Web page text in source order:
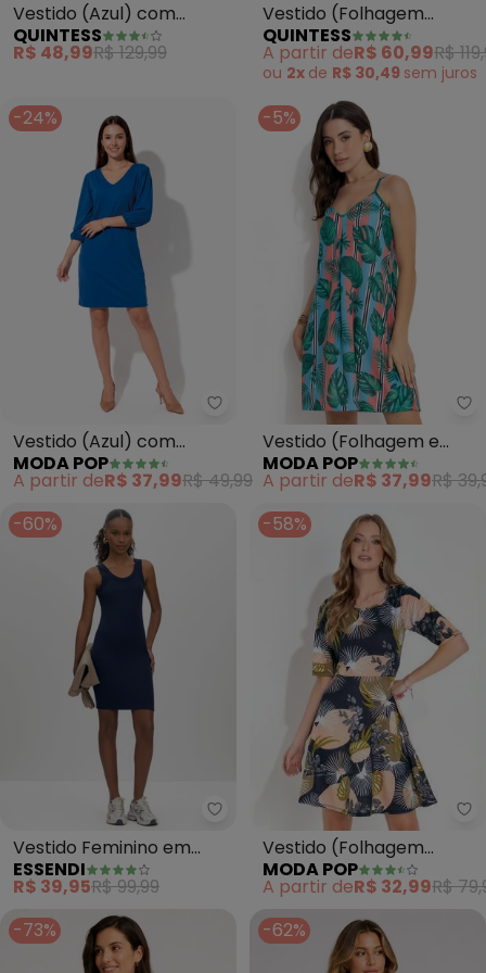
Vestido (Azul) com
Cordel para Amarrar na
Cintura
QUINTESS
R$ 48,99R$ 129,99
Vestido (Folhagem
Color) em Malha de
Viscose
QUINTESS
A partir deR$ 60,99R$
ou 2x de R$ 30,49 sem juros
-24%
Moda Pop - Vestido (Azul) com
Vestido (Azul) com
Elástico nos Punhos
MODA POP
A partir deR$ 37,99R$ 49,99
-5%
Vestido (Folhagem e
Listrado) com Prega e
Alças
MODA POP
A partir deR$ 37,99R$
-60%
Essendi - Vestido Feminino em
Vestido Feminino em
Ribana (Azul)
ESSENDI
R$ 39,95R$ 99,99
-58%
Vestido (Folhagem
Marinho) com Mangas
Curtas
MODA POP
A partir deR$ 32,99R$
-73%
-62%